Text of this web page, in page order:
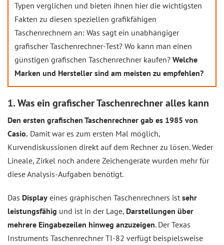
Typen verglichen und bieten ihnen hier die wichtigsten
Fakten zu diesen speziellen grafikfähigen
Taschenrechnern an: Was sagt ein unabhängiger
grafischer Taschenrechner-Test? Wo kann man einen
günstigen grafischen Taschenrechner kaufen? Welche
Marken und Hersteller sind am meisten zu empfehlen?
1. Was ein grafischer Taschenrechner alles kann
Den ersten grafischen Taschenrechner gab es 1985 von
Casio. Damit war es zum ersten Mal möglich,
Kurvendiskussionen direkt auf dem Rechner zu lösen. Weder
Lineale, Zirkel noch andere Zeichengeräte wurden mehr für
diese Analysis-Aufgaben benötigt.
Das Display eines graphischen Taschenrechners ist sehr
leistungsfähig und ist in der Lage, Darstellungen über
mehrere Eingabezeilen hinweg anzuzeigen. Der Texas
Instruments Taschenrechner TI-82 verfügt beispielsweise